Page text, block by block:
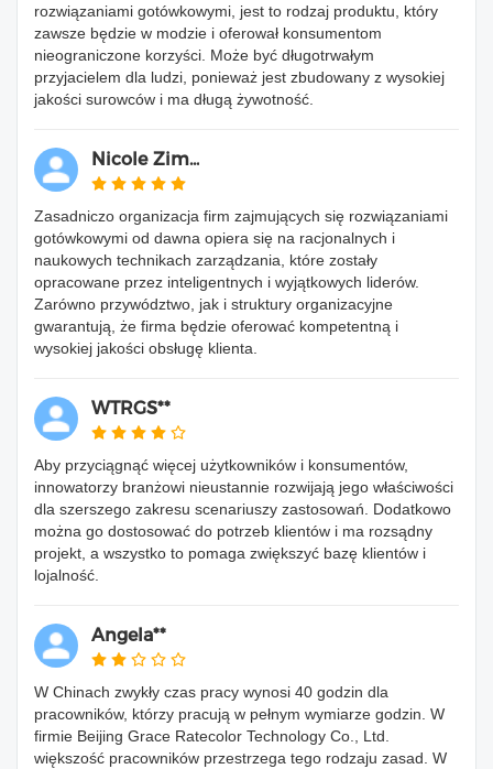
rozwiązaniami gotówkowymi, jest to rodzaj produktu, który
zawsze będzie w modzie i oferował konsumentom
nieograniczone korzyści. Może być długotrwałym
przyjacielem dla ludzi, ponieważ jest zbudowany z wysokiej
jakości surowców i ma długą żywotność.
Nicole Zim...
Zasadniczo organizacja firm zajmujących się rozwiązaniami
gotówkowymi od dawna opiera się na racjonalnych i
naukowych technikach zarządzania, które zostały
opracowane przez inteligentnych i wyjątkowych liderów.
Zarówno przywództwo, jak i struktury organizacyjne
gwarantują, że firma będzie oferować kompetentną i
wysokiej jakości obsługę klienta.
WTRGS**
Aby przyciągnąć więcej użytkowników i konsumentów,
innowatorzy branżowi nieustannie rozwijają jego właściwości
dla szerszego zakresu scenariuszy zastosowań. Dodatkowo
można go dostosować do potrzeb klientów i ma rozsądny
projekt, a wszystko to pomaga zwiększyć bazę klientów i
lojalność.
Angela**
W Chinach zwykły czas pracy wynosi 40 godzin dla
pracowników, którzy pracują w pełnym wymiarze godzin. W
firmie Beijing Grace Ratecolor Technology Co., Ltd.
większość pracowników przestrzega tego rodzaju zasad. W